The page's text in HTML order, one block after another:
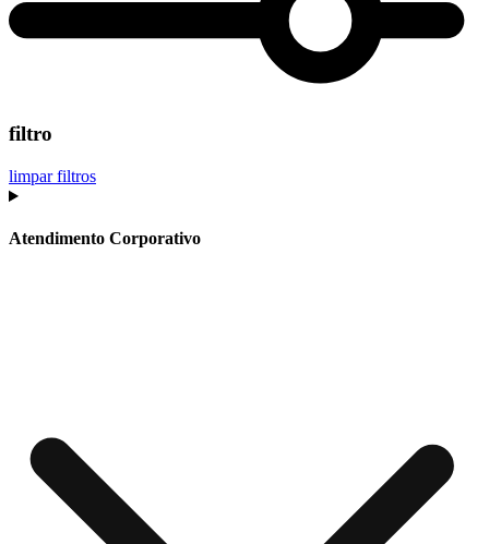
filtro
limpar filtros
Atendimento Corporativo